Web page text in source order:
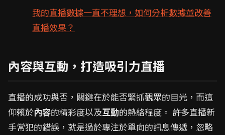
我的直播數據一直不理想，如何分析數據並改善
直播效果？
內容與互動，打造吸引力直播
直播的成功與否，關鍵在於能否緊抓觀眾的目光，而這
仰賴於內容的精彩度以及互動的熱絡程度。 許多直播新
手常犯的錯誤，就是過於專注於單向的訊息傳遞，忽略